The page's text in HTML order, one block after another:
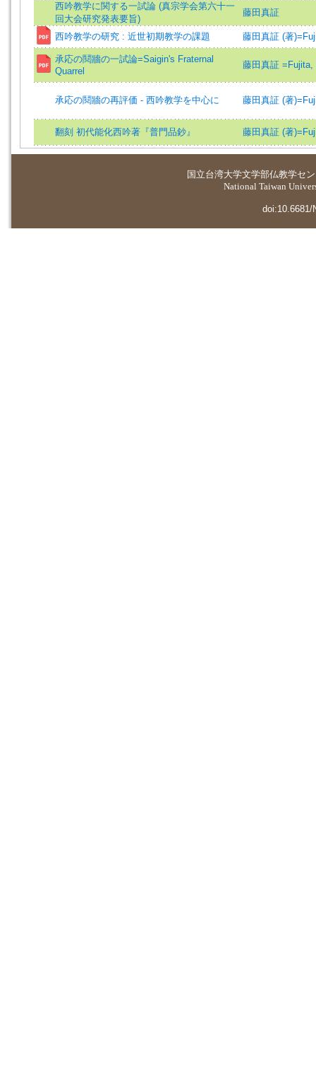
西吟教学に関する一試論 (真宗学会第六十一
回大会研究発表要旨)
藤田真証
西吟教学の研究 : 近世初期教学の課題 藤田真証 (著
承応の鬩牆の一試論=Saigin's Fraternal
Quarrel
藤田真証 =Fujita,
承応の鬩牆の再評価 - 西吟教学を中心に 藤田真証 (著
翻刻 初代能化西吟著『普門品鈔』 藤田真証 (著
国立台湾大学文学部仏教学セ
National Taiwan
doi:10.6681/